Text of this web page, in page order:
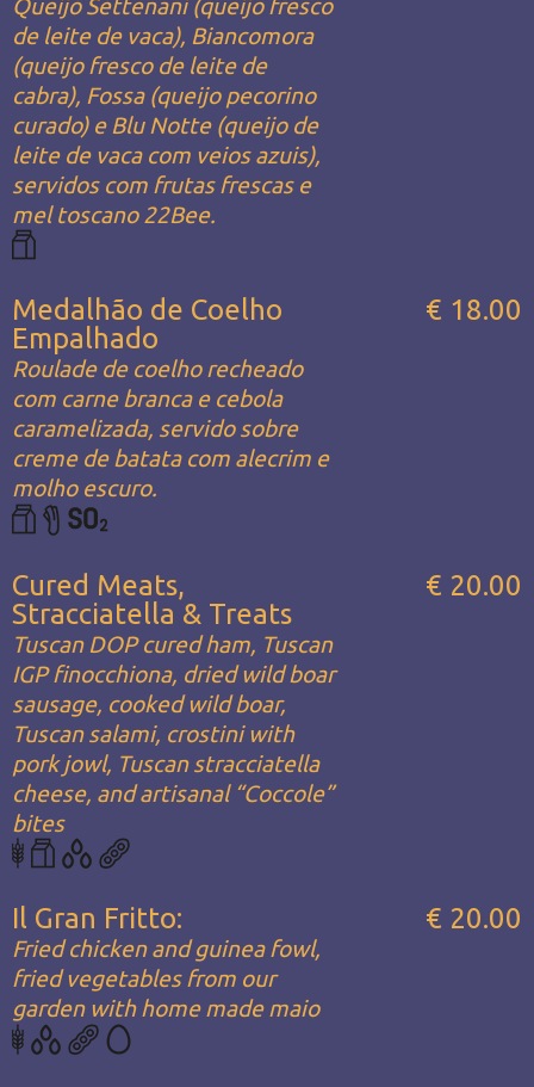
Queijo Settenani (queijo fresco
de leite de vaca), Biancomora
(queijo fresco de leite de
cabra), Fossa (queijo pecorino
curado) e Blu Notte (queijo de
leite de vaca com veios azuis),
servidos com frutas frescas e
mel toscano 22Bee.
Medalhão de Coelho
Empalhado
Roulade de coelho recheado
com carne branca e cebola
caramelizada, servido sobre
creme de batata com alecrim e
molho escuro.
€ 18.00
Cured Meats,
Stracciatella & Treats
Tuscan DOP cured ham, Tuscan
IGP finocchiona, dried wild boar
sausage, cooked wild boar,
Tuscan salami, crostini with
pork jowl, Tuscan stracciatella
cheese, and artisanal “Coccole”
bites
€ 20.00
Il Gran Fritto:
Fried chicken and guinea fowl,
fried vegetables from our
garden with home made maio
€ 20.00